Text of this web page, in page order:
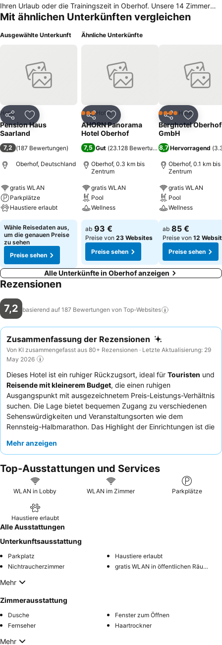
Ihren Urlaub oder die Trainingszeit in Oberhof. Unsere 14 Zimmer
sind groß und geräumig, mit viel Stauraum in den Schränken und
selbstverständlich in allen Zimmern inklusive. Für Ihren Aktivurlaub
Ruhebereich sowie ein „Bastelraum“ für Arbeiten an Sportgeräten. In
wenigen Minuten erreichen Sie das Zentrum von Oberhof, den
Rennsteig und die Alte Golfwiese, den Rodelhang.
Mit ähnlichen Unterkünften vergleichen
Ausgewählte Unterkunft
Teilen Zu Favoriten hinzufügen
Hotel
Pension Haus
Saarland
7,2 (187 Bewertungen)
Oberhof, Deutschland
gratis WLAN
Parkplätze
Haustiere erlaubt
Wähle Reisedaten aus,
um die genauen Preise
zu sehen
Preise sehen
Ähnliche Unterkünfte
Teilen Zu Favoriten hinzufügen
3 SterneHotel
AHORN Panorama
Hotel Oberhof
7,5 Gut (23.128 Bewertungen)
Oberhof, 0.3 km bis
Zentrum
gratis WLAN
Pool
Wellness
ab 93 €
Preise von 23 Websites
Preise sehen
Teilen Zu
4 SterneHotel
Berghotel Oberhof
GmbH
8,7Hervorragend (
Oberhof, 0.1 km bis
Zentrum
gratis WLAN
Pool
Wellness
ab 85 €
Preise von 12
Preise sehen
Alle Unterkünfte in Oberhof anzeigen
Rezensionen
7,2 basierend auf 187 Bewertungen von Top-Websites
Zusammenfassung der Rezensionen
Von KI zusammengefasst aus 80+ Rezensionen · Letzte Aktualisierung: 29
May 2026
Dieses Hotel ist ein ruhiger Rückzugsort, ideal für Touristen und
Reisende mit kleinerem Budget, die einen ruhigen
Ausgangspunkt mit ausgezeichnetem Preis-Leistungs-Verhältnis
suchen. Die Lage bietet bequemen Zugang zu verschiedenen
Sehenswürdigkeiten und Veranstaltungsorten wie dem
Rennsteig-Halbmarathon. Das Highlight der Einrichtungen ist die
Erkundungstag. Gäste loben durchweg das
Frühstücksbuffet. Für ein ruhigeres Erlebnis sollten Gäste ein
Zimmer mit Gartenblick anfragen.
Mehr anzeigen
Top-Ausstattungen und Services
WLAN in Lobby WLAN im Zimmer Parkplätze
Haustiere erlaubt
Alle Ausstattungen
Unterkunftsausstattung
Parkplatz
Haustiere erlaubt
Nichtraucherzimmer
gratis WLAN in öffentlichen Räumen
Mehr
Zimmerausstattung
Dusche
Fenster zum Öffnen
Fernseher
Haartrockner
Mehr